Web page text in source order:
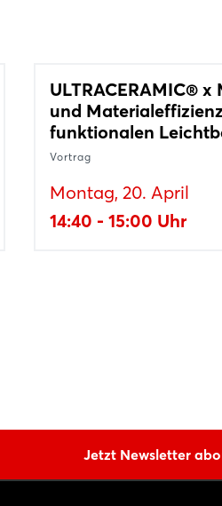
ULTRACERAMIC® x
und
funktionalen
Vortrag
Montag, 20. April
14:40 - 15:00 Uhr
Jetzt Newsletter